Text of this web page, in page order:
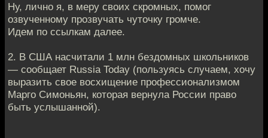
Ну, лично я, в меру своих скромных, помог
озвученному прозвучать чуточку громче.
Идем по ссылкам далее.
2. В США насчитали 1 млн бездомных школьников
— сообщает Russia Today (пользуясь случаем, хочу
выразить свое восхищение профессионализмом
Марго Симоньян, которая вернула России право
быть услышанной).